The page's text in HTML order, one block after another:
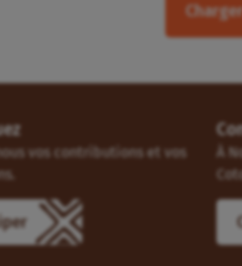
vos contributions et vos
À